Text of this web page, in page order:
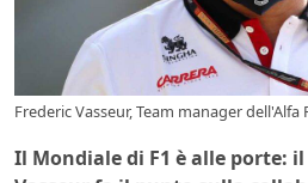
Frederic Vasseur, Team manager
Il Mondiale di F1 è alle porte: